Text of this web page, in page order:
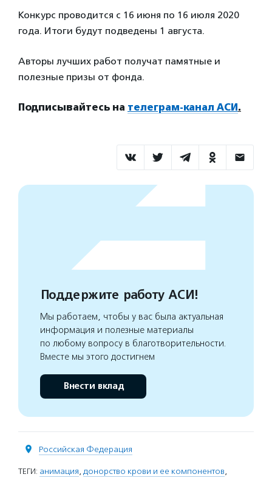
Конкурс проводится с 16 июня по 16 июля 2020
года. Итоги будут подведены 1 августа.
Авторы лучших работ получат памятные и
полезные призы от фонда.
Подписывайтесь на телеграм-канал АСИ.
Поддержите работу АСИ!
Мы работаем, чтобы у вас была актуальная
информация и полезные материалы
по любому вопросу в благотворительности.
Вместе мы этого достигнем
Внести вклад
Российская Федерация
ТЕГИ: анимация, донорство крови и ее компонентов,